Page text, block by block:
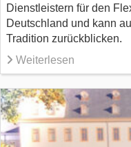
Dienstleistern für den
Deutschland und kann
Tradition zurückblicken.
Weiterlesen